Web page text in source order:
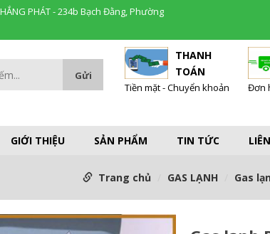
PHÁT - 234b Bạch Đằng, Phường
THANH
TOÁN
Tiền mặt - Chuyển khoản Đơn
GIỚI THIỆU SẢN PHẨM TIN TỨC
Trang chủ GAS LẠNH Gas